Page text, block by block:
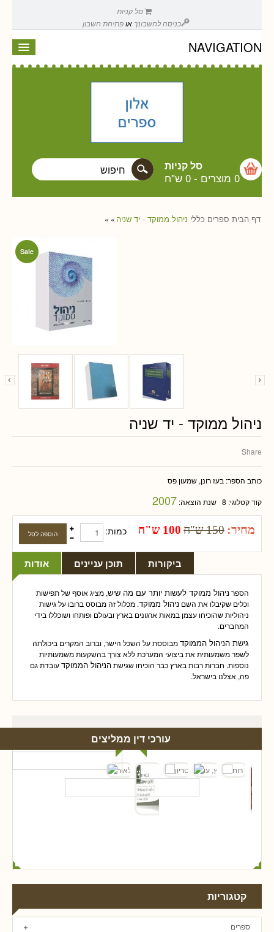
סל קניות
כניסה לחשבונך אופתיחת חשבון
NAVIGATION
סל קניות
0 מוצרים - 0 ש"ח
דף הבית » ספרים כללי » ניהול ממוקד - יד שניה
Sale
ניהול ממוקד - יד שניה
Share
כותב הספר: בעז רונן, שמעון פס
קוד קטלוגי: 8 שנת הוצאה: 2007
מחיר: 150 ש"ח 100 ש"ח כמות:
אודות תוכן עניינים ביקורות
הספר ניהול ממוקד לעשות יותר עם מה שיש, מציג אוסף של תפישות
וכלים שקיבלו את השם ניהול ממוקד. מכלול זה מבוסס ברובו על גישות
ניהוליות שהוכיחו עצמן במאות ארגונים בארץ ובעולם ופותחו ושוכללו בידי
המחברים.
גישת הניהול הממוקדמבוססת על השכל הישר, וברוב המקרים ביכולתה
לשפר משמעותית את ביצועי המערכת ללא צורך בהשקעות משמעותיות
נוספות. חברות רבות בארץ כבר הוכיחו שגישתהניהול הממוקדעובדת גם
פה, אצלנו בישראל.
עורכי דין ממליצים
קטגוריות
ספרים